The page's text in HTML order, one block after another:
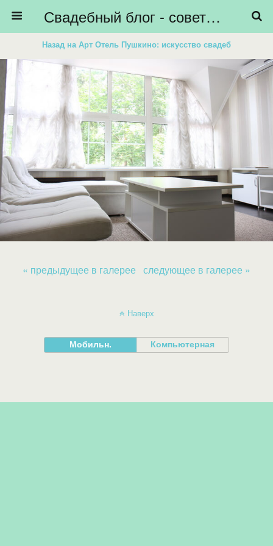
Свадебный блог - советы невестам, подготовка к свадьбе - HiBride
Назад на Арт Отель Пушкино: искусство свадеб
« предыдущее в галерее следующее в галерее »
Наверх
Мобильн. Компьютерная